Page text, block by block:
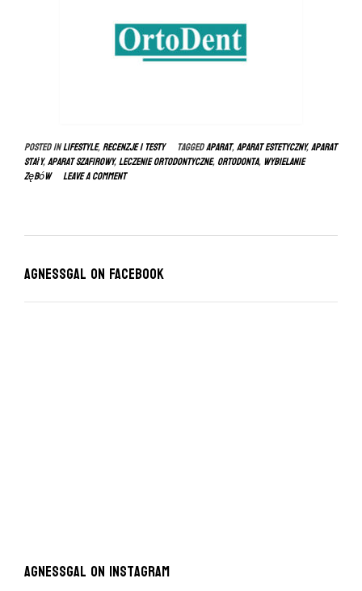
Posted inLIFESTYLE,RECENZJE I TESTY Taggedaparat,aparat estetyczny,aparat
stały,aparat szafirowy,leczenie ortodontyczne,ortodonta,wybielanie
zębów
Leave a comment
Agnessgal on Facebook
AgnessGal on Instagram